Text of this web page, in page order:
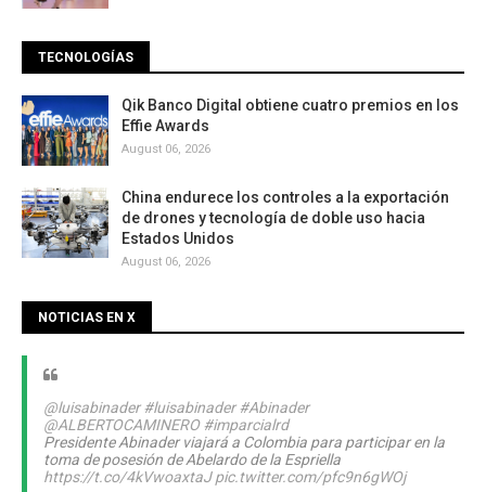
TECNOLOGÍAS
Qik Banco Digital obtiene cuatro premios en los
Effie Awards
August 06, 2026
China endurece los controles a la exportación
de drones y tecnología de doble uso hacia
Estados Unidos
August 06, 2026
NOTICIAS EN X
@luisabinader #luisabinader #Abinader
@ALBERTOCAMINERO #imparcialrd
Presidente Abinader viajará a Colombia para participar en la
toma de posesión de Abelardo de la Espriella
https://t.co/4kVwoaxtaJ pic.twitter.com/pfc9n6gWOj